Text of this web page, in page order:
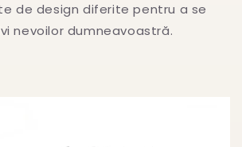
de design diferite pentru a se
nevoilor dumneavoastră.